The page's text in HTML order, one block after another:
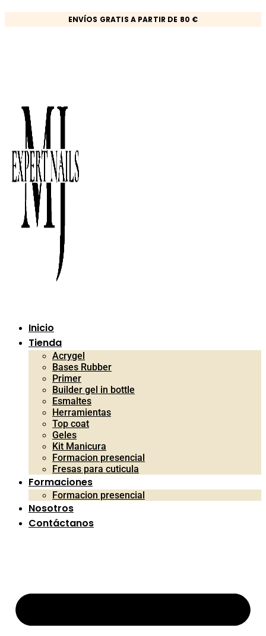
ENVÍOS GRATIS A PARTIR DE 80 €
Inicio
Tienda
Acrygel
Bases Rubber
Primer
Builder gel in bottle
Esmaltes
Herramientas
Top coat
Geles
Kit Manicura
Formacion presencial
Fresas para cuticula
Formaciones
Formacion presencial
Nosotros
Contáctanos